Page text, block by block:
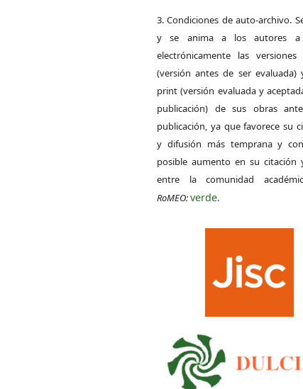
3. Condiciones de auto-archivo.
y se anima a los autores a
electrónicamente las versiones
(versión antes de ser evaluada)
print (versión evaluada y
publicación) de sus obras
publicación, ya que favorece su
y difusión más temprana y
posible aumento en su citación
entre la comunidad
RoMEO:verde.